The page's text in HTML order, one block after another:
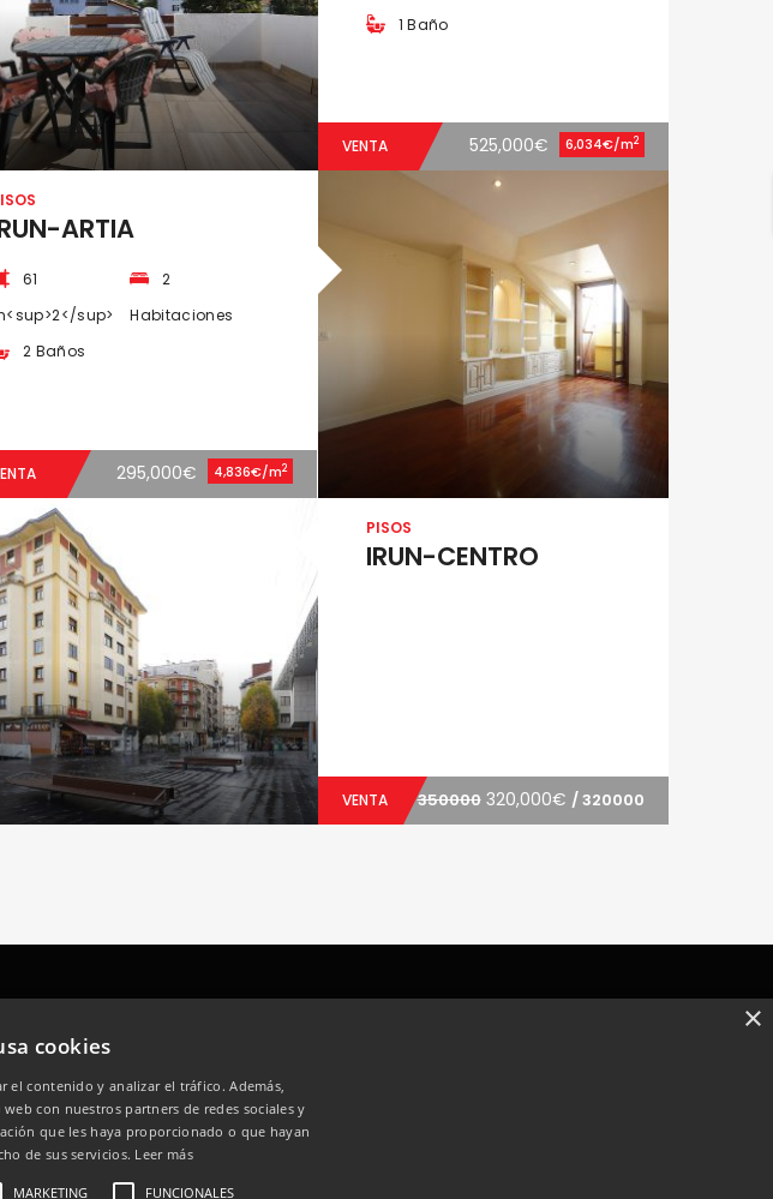
1 Baño
VENTA 525,000€ 6,034€/m2
ARTIA
61
sup>
2
Habitaciones
2 Baños
295,000€ 4,836€/m2
PISOS
IRUN-CENTRO
VENTA 350000320,000€ / 320000
PROPIEDADES EN VENTA
Casas
Garajes
Negocios
cookies
el contenido y analizar el tráfico. Además,
con nuestros partners de redes sociales y
que les haya proporcionado o que hayan
de sus servicios. Leer más
MARKETING FUNCIONALES
×